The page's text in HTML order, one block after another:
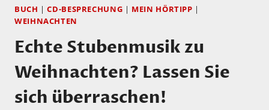
BUCH |CD-BESPRECHUNG | MEIN HÖRTIPP |
WEIHNACHTEN
Echte Stubenmusik zu
Weihnachten? Lassen Sie
sich überraschen!